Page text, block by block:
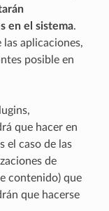
en el sistema.
las aplicaciones,
posible en
que hacer en
el caso de las
de
contenido) que
que hacerse